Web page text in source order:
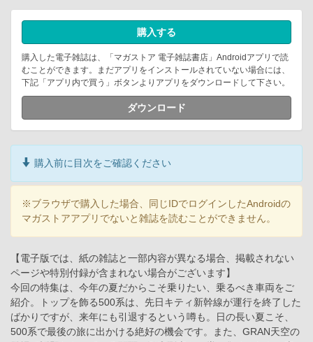
購入する
購入した電子雑誌は、「マガストア 電子雑誌書店」Androidアプリで読
むことができます。まだアプリをインストールされていない場合には、
下記「アプリ内で買う」ボタンよりアプリをダウンロードして下さい。
ダウンロード
購入前に目次をご確認ください
※ブラウザで購入した場合、同じIDでログインしたAndroidの
マガストアアプリでないと雑誌を読むことができません。
【電子版では、紙の雑誌と一部内容が異なる場合、掲載されない
ページや特別付録が含まれない場合がございます】
今回の特集は、今年の夏だからこそ乗りたい、乗るべき車両をご
紹介。トップを飾る500系は、先日キティ新幹線が運行を終了した
ばかりですが、来年にも引退するという噂も。日の長い夏こそ、
500系で最後の旅に出かける絶好の機会です。また、GRAN天空の